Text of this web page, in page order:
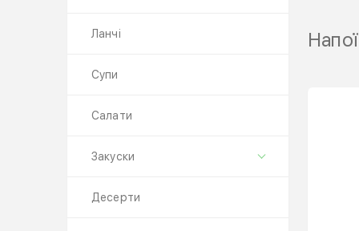
Ланчі
Супи
Салати
Закуски
Десерти